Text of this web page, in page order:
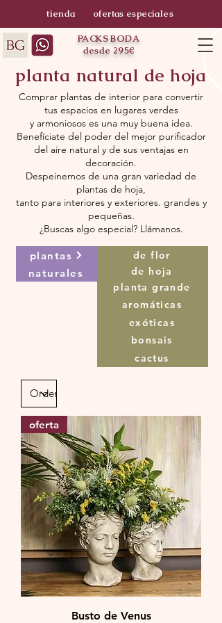
tienda ofertas especiales
PACKS BODA
desde 295€
planta natural de hoja
Comprar plantas de interior para convertir
tus espacios en lugares verdes
y armoniosos es una muy buena idea.
Benefíciate del poder del mejor purificador
del aire natural y de sus ventajas en
decoración.
Despeinemos de una gran variedad de
plantas de hoja,
tanto para interiores y exteriores. grandes y
pequeñas.
¿Buscas algo especial? Llámanos.
plantas
naturales
de flor
de hoja
aromáticas
planta grande
exóticas
bonsais
cactus
oferta
Busto de Venus